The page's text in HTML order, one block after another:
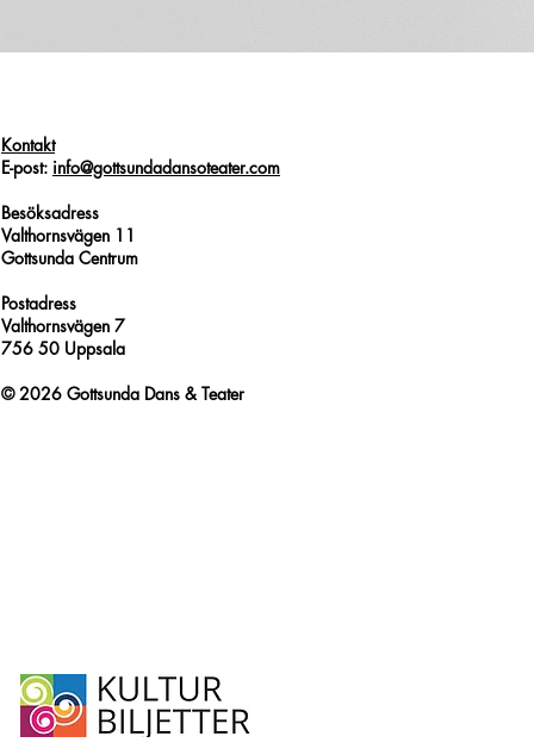
Kontakt
E-post: info@gottsundadansoteater.com
Besöksadress
Valthornsvägen 11
Gottsunda Centrum
Postadress
Valthornsvägen 7
756 50 Uppsala
© 2026 Gottsunda Dans & Teater